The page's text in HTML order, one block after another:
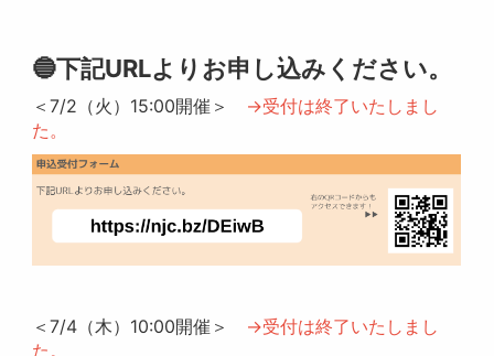
🔵下記URLよりお申し込みください。
＜7/2（火）15:00開催＞ →受付は終了いたしまし
た。
＜7/4（木）10:00開催＞ →受付は終了いたしまし
た。